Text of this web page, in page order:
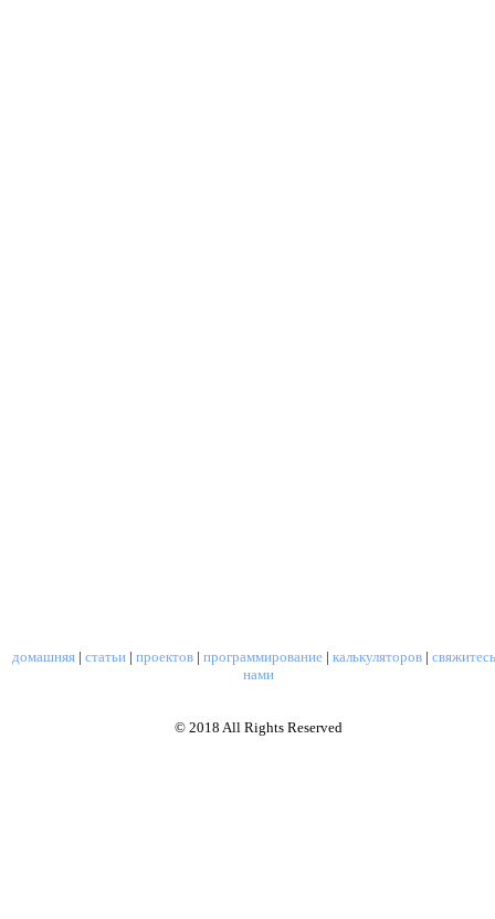
домашняя| статьи| проектов| программирование| калькуляторов|
нами
© 2018 All Rights Reserved